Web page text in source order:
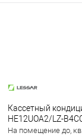
Кассетный
HE12UOA2/LZ-
На помещение до,